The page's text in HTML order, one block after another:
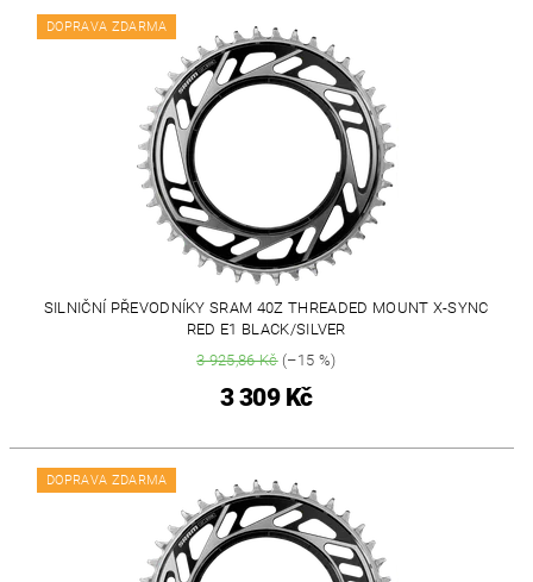
DOPRAVA ZDARMA
SILNIČNÍ PŘEVODNÍKY SRAM 40Z THREADED MOUNT X-SYNC
RED E1 BLACK/SILVER
3 925,86 Kč(–15 %)
3 309 Kč
DOPRAVA ZDARMA